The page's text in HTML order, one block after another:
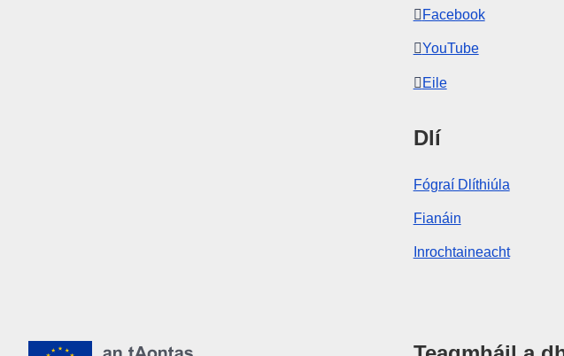
Facebook
YouTube
Eile
Dlí
Fógraí Dlíthiúla
Fianáin
Inrochtaineacht